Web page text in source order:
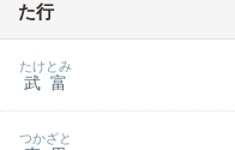
た行
武富
たけとみ
つかざと